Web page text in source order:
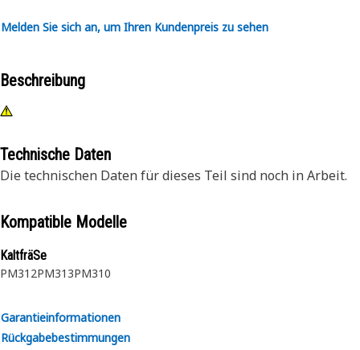
Melden Sie sich an, um Ihren Kundenpreis zu sehen
Beschreibung
Technische Daten
Die technischen Daten für dieses Teil sind noch in Arbeit.
Kompatible Modelle
KaltfräSe
PM312PM313PM310
Garantieinformationen
Rückgabebestimmungen